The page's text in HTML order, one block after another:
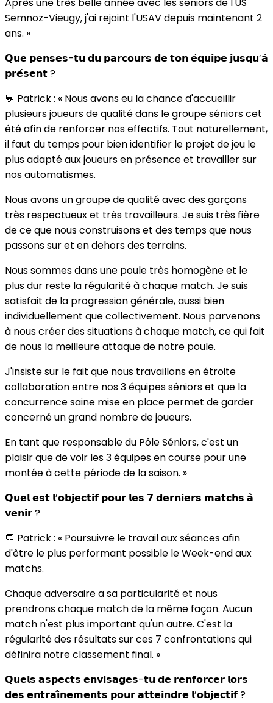
Après une très belle année avec les séniors de l'US
Semnoz-Vieugy, j'ai rejoint l'USAV depuis maintenant 2
ans. »
𝗤𝘂𝗲 𝗽𝗲𝗻𝘀𝗲𝘀-𝘁𝘂 𝗱𝘂 𝗽𝗮𝗿𝗰𝗼𝘂𝗿𝘀 𝗱𝗲 𝘁𝗼𝗻 𝗲́𝗾𝘂𝗶𝗽𝗲 𝗷𝘂𝘀𝗾𝘂’𝗮̀
𝗽𝗿𝗲́𝘀𝗲𝗻𝘁 ?
💬 Patrick : « Nous avons eu la chance d'accueillir
plusieurs joueurs de qualité dans le groupe séniors cet
été afin de renforcer nos effectifs. Tout naturellement,
il faut du temps pour bien identifier le projet de jeu le
plus adapté aux joueurs en présence et travailler sur
nos automatismes.
Nous avons un groupe de qualité avec des garçons
très respectueux et très travailleurs. Je suis très fière
de ce que nous construisons et des temps que nous
passons sur et en dehors des terrains.
Nous sommes dans une poule très homogène et le
plus dur reste la régularité à chaque match. Je suis
satisfait de la progression générale, aussi bien
individuellement que collectivement. Nous parvenons
à nous créer des situations à chaque match, ce qui fait
de nous la meilleure attaque de notre poule.
J'insiste sur le fait que nous travaillons en étroite
collaboration entre nos 3 équipes séniors et que la
concurrence saine mise en place permet de garder
concerné un grand nombre de joueurs.
En tant que responsable du Pôle Séniors, c'est un
plaisir que de voir les 3 équipes en course pour une
montée à cette période de la saison. »
𝗤𝘂𝗲𝗹 𝗲𝘀𝘁 𝗹’𝗼𝗯𝗷𝗲𝗰𝘁𝗶𝗳 𝗽𝗼𝘂𝗿 𝗹𝗲𝘀 𝟳 𝗱𝗲𝗿𝗻𝗶𝗲𝗿𝘀 𝗺𝗮𝘁𝗰𝗵𝘀 𝗮̀
𝘃𝗲𝗻𝗶𝗿 ?
💬 Patrick : « Poursuivre le travail aux séances afin
d'être le plus performant possible le Week-end aux
matchs.
Chaque adversaire a sa particularité et nous
prendrons chaque match de la même façon. Aucun
match n'est plus important qu'un autre. C'est la
régularité des résultats sur ces 7 confrontations qui
définira notre classement final. »
𝗤𝘂𝗲𝗹𝘀 𝗮𝘀𝗽𝗲𝗰𝘁𝘀 𝗲𝗻𝘃𝗶𝘀𝗮𝗴𝗲𝘀-𝘁𝘂 𝗱𝗲 𝗿𝗲𝗻𝗳𝗼𝗿𝗰𝗲𝗿 𝗹𝗼𝗿𝘀
𝗱𝗲𝘀 𝗲𝗻𝘁𝗿𝗮𝗶̂𝗻𝗲𝗺𝗲𝗻𝘁𝘀 𝗽𝗼𝘂𝗿 𝗮𝘁𝘁𝗲𝗶𝗻𝗱𝗿𝗲 𝗹’𝗼𝗯𝗷𝗲𝗰𝘁𝗶𝗳 ?